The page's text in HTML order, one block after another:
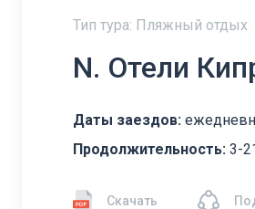
Тип тура: Пляжный отдых
N. Отели
Даты заездов:
Продолжительность: 3-
Скачать